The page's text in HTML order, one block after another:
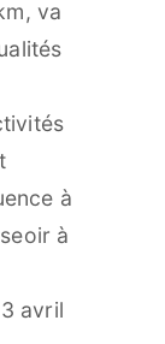
va
à
à
avril